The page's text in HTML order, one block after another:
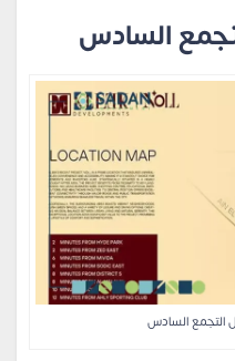
السادس
التجمع السادس